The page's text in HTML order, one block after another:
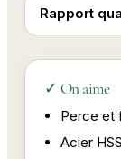
Rapport
✓ On aime
Perce et
Acier